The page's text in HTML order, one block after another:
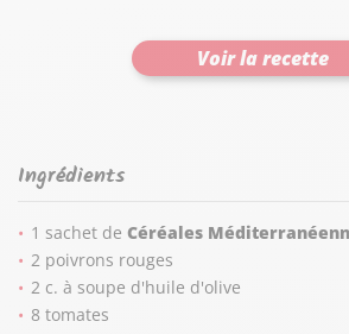
50 % de notre alimentation quotidienne.
les céréales, source de glucides,
Voir la recette
Ingrédients
1 sachet deCéréales
2 poivrons rouges
2 c. à soupe d'huile d'olive
8 tomates